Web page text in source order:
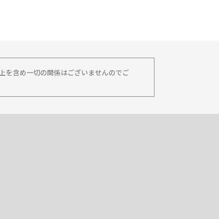
を含め一切の関係はございませんのでご